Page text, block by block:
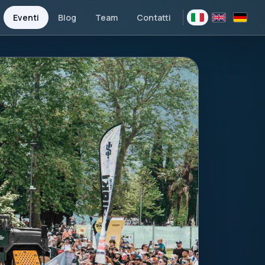
Eventi Blog Team Contatti